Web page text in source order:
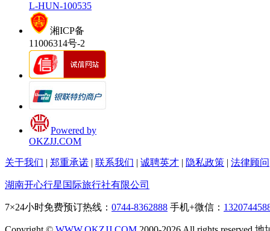
L-HUN-100535
湘ICP备
11006314号-2
Powered by
OKZJJ.COM
关于我们 | 郑重承诺 | 联系我们 | 诚聘英才 | 隐私政策 | 法律顾问
湖南开心行星国际旅行社有限公司
7×24小时免费预订热线： 0744-8362888 手机+微信：